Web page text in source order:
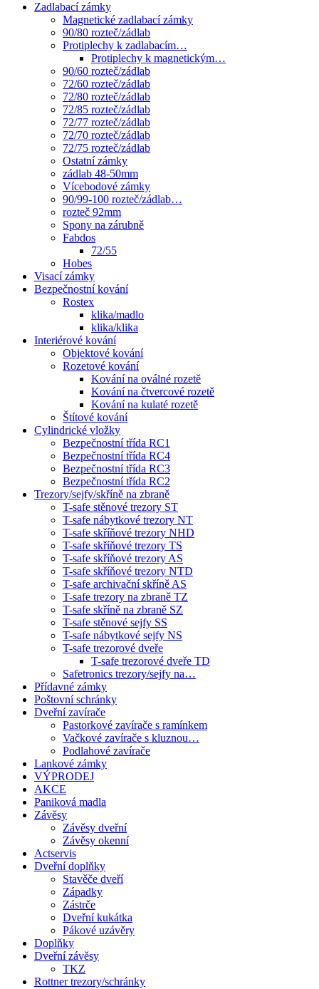
Zadlabací zámky
Magnetické zadlabací zámky
90/80 rozteč/zádlab
Protiplechy k zadlabacím…
Protiplechy k magnetickým…
90/60 rozteč/zádlab
72/60 rozteč/zádlab
72/80 rozteč/zádlab
72/85 rozteč/zádlab
72/77 rozteč/zádlab
72/70 rozteč/zádlab
72/75 rozteč/zádlab
Ostatní zámky
zádlab 48-50mm
Vícebodové zámky
90/99-100 rozteč/zádlab…
rozteč 92mm
Spony na zárubně
Fabdos
72/55
Hobes
Visací zámky
Bezpečnostní kování
Rostex
klika/madlo
klika/klika
Interiérové kování
Objektové kování
Rozetové kování
Kování na oválné rozetě
Kování na čtvercové rozetě
Kování na kulaté rozetě
Štítové kování
Cylindrické vložky
Bezpečnostní třída RC1
Bezpečnostní třída RC4
Bezpečnostní třída RC3
Bezpečnostní třída RC2
Trezory/sejfy/skříně na zbraně
T-safe stěnové trezory ST
T-safe nábytkové trezory NT
T-safe skříňové trezory NHD
T-safe skříňové trezory TS
T-safe skříňové trezory AS
T-safe skříňové trezory NTD
T-safe archivační skříně AS
T-safe trezory na zbraně TZ
T-safe skříně na zbraně SZ
T-safe stěnové sejfy SS
T-safe nábytkové sejfy NS
T-safe trezorové dveře
T-safe trezorové dveře TD
Safetronics trezory/sejfy na…
Přídavné zámky
Poštovní schránky
Dveřní zavírače
Pastorkové zavírače s ramínkem
Vačkové zavírače s kluznou…
Podlahové zavírače
Lankové zámky
VÝPRODEJ
AKCE
Paniková madla
Závěsy
Závěsy dveřní
Závěsy okenní
Actservis
Dveřní doplňky
Stavěče dveří
Západky
Zástrče
Dveřní kukátka
Pákové uzávěry
Doplňky
Dveřní závěsy
TKZ
Rottner trezory/schránky